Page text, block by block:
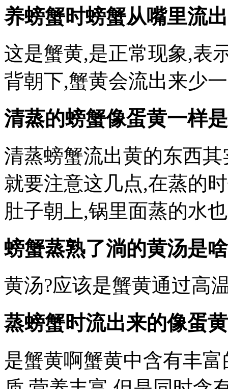
养螃蟹时螃蟹从嘴里流
这是蟹黄,是正常现象,表
背朝下,蟹黄会流出来少
清蒸的螃蟹像蛋黄一样
清蒸螃蟹流出黄的东西
就要注意这几点,在蒸的
肚子朝上,锅里面蒸的水
螃蟹蒸熟了淌的黄汤是
黄汤?应该是蟹黄通过高
蒸螃蟹时流出来的像蛋
是蟹黄啊蟹黄中含有丰